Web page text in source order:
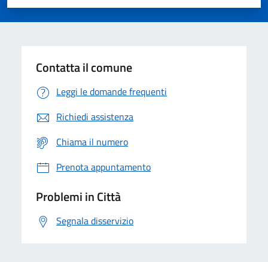
Valuta 5 stelle su 5
Valuta 4 stelle su 5
Valuta 3 stelle su 5
Valuta 2 stelle su 5
Valuta 1 stelle su 5
Contatta il comune
Leggi le domande frequenti
Richiedi assistenza
Chiama il numero
Prenota appuntamento
Problemi in Città
Segnala disservizio